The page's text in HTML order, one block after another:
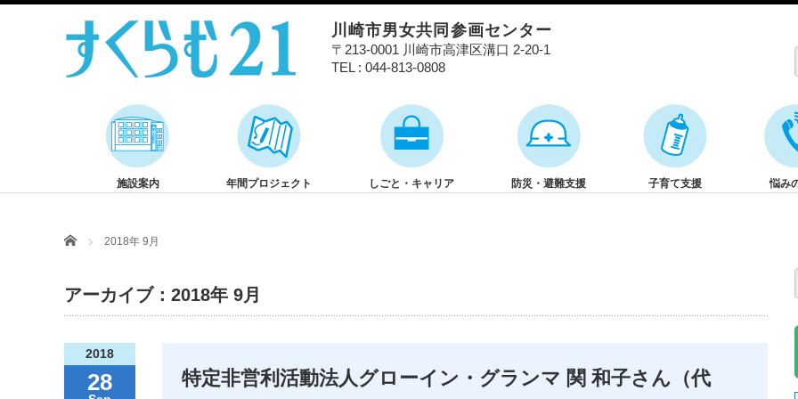
川崎市男女共同参画センター
〒213-0001 川崎市高津区溝口 2-20-1
TEL : 044-813-0808
施設案内 年間プロジェクト しごと・キャリア 防災・避難支援 子育て支援 悩み
Home 2018年 9月
アーカイブ：2018年 9月
2018
28 特定非営利活動法人グローイン・グランマ 関 和子さん（代